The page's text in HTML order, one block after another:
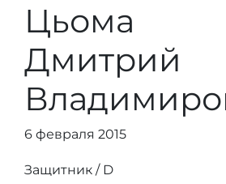
Цьома
Дмитрий
6 февраля 2015
Защитник / D